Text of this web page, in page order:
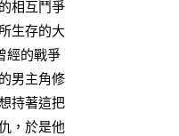
相互鬥爭
生存的大
經的戰爭
男主角修
持著這把
，於是他